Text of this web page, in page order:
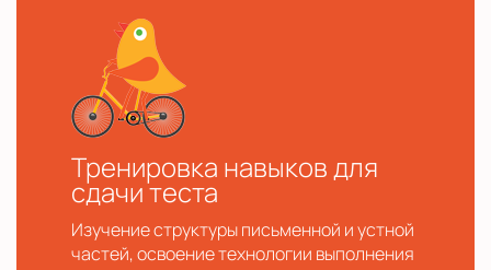
Тренировка навыков для
сдачи теста
Изучение структуры письменной и устной
частей, освоение технологии выполнения